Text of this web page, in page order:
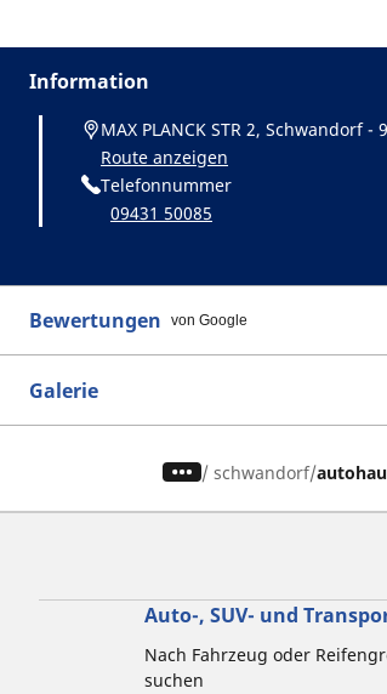
Information
MAX PLANCK STR 2, Schwandorf -
Route anzeigen
Telefonnummer
09431 50085
Bewertungen von Google
Galerie
/ schwandorf
Auto-, SUV- und
Nach Fahrzeug oder
suchen